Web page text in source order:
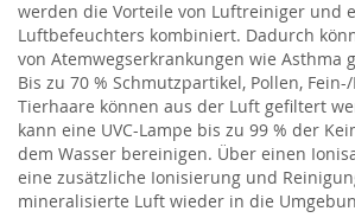
werden die Vorteile von Luftreiniger und
Luftbefeuchters kombiniert. Dadurch
von Atemwegserkrankungen wie Asthma
Bis zu 70 % Schmutzpartikel, Pollen,
Tierhaare können aus der Luft gefiltert
kann eine UVC-Lampe bis zu 99 % der
dem Wasser bereinigen. Über einen
eine zusätzliche Ionisierung und
mineralisierte Luft wieder in die